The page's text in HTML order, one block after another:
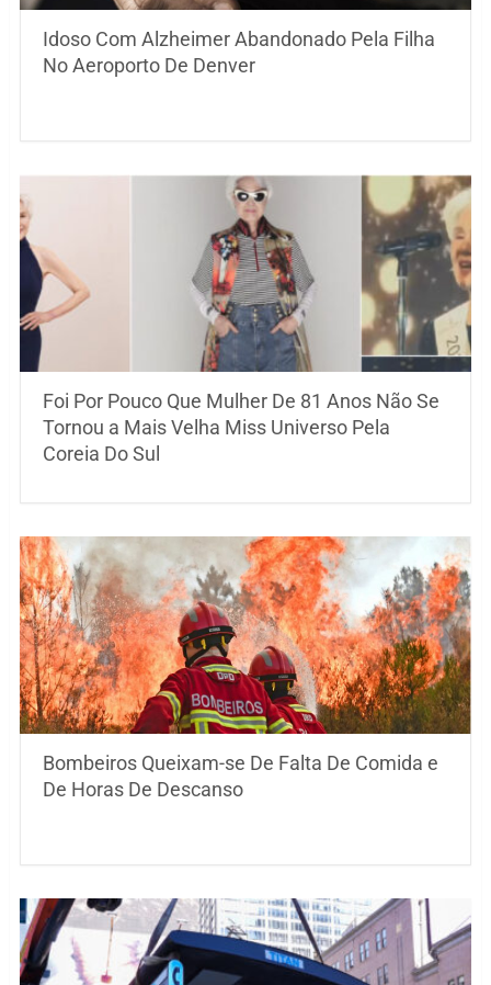
Idoso Com Alzheimer Abandonado Pela Filha
No Aeroporto De Denver
Foi Por Pouco Que Mulher De 81 Anos Não Se
Tornou a Mais Velha Miss Universo Pela
Coreia Do Sul
Bombeiros Queixam-se De Falta De Comida e
De Horas De Descanso